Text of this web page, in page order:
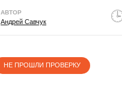
АВТОР
Андрей Савчук
НЕ ПРОШЛИ ПРОВЕРКУ